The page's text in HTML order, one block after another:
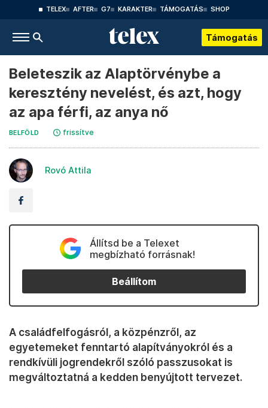
TELEX AFTER G7 KARAKTER TÁMOGATÁS SHOP
Támogatás
Beleteszik az Alaptörvénybe a
keresztény nevelést, és azt, hogy
az apa férfi, az anya nő
BELFÖLD frissítve
Rovó Attila
Állítsd be a Telexet
megbízható forrásnak!
Beállítom
A családfelfogásról, a közpénzről, az
egyetemeket fenntartó alapítványokról és a
rendkívüli jogrendekről szóló passzusokat is
megváltoztatná a kedden benyújtott tervezet.